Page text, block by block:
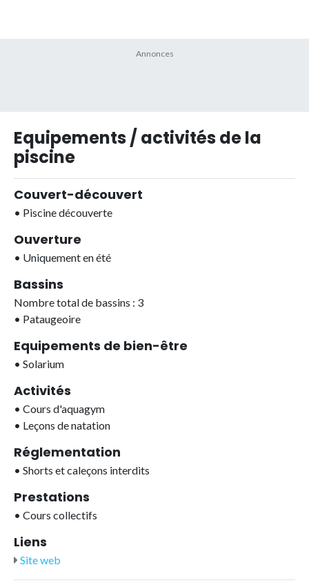
Equipements / activités de la
piscine
Couvert-découvert
• Piscine découverte
Ouverture
• Uniquement en été
Bassins
Nombre total de bassins : 3
• Pataugeoire
Equipements de bien-être
• Solarium
Activités
• Cours d'aquagym
• Leçons de natation
Réglementation
• Shorts et caleçons interdits
Prestations
• Cours collectifs
Liens
Site web